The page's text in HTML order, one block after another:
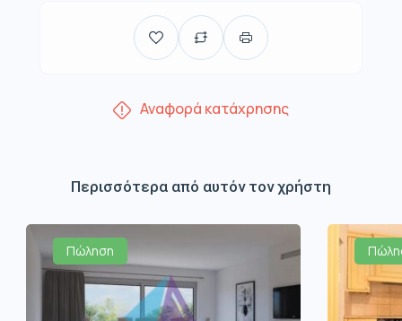
Αναφορά κατάχρησης
Περισσότερα από αυτόν τον χρήστη
Πώληση